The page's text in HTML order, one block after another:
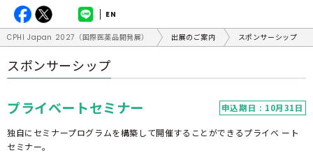
EN
CPHI Japan 2027（国際医薬品開発展） 出展のご案内 スポンサーシップ
スポンサーシップ
プライベートセミナー 申込期日 : 10月31日
独自にセミナープログラムを構築して開催することができるプライベ ート
セミナー。